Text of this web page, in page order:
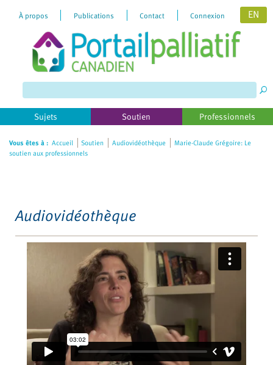
website
includes
an
accessibility
system.
À propos Publications Contact Connexion EN
Sujets Soutien Professionnels
Vous êtes à : Accueil Soutien Audiovidéothèque
Marie-Claude Grégoire: Le
soutien aux professionnels
Audiovidéothèque